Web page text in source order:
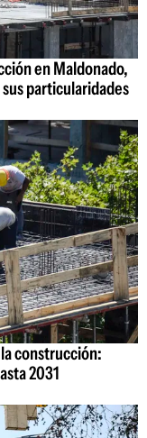
en Maldonado,
particularidades
construcción:
2031